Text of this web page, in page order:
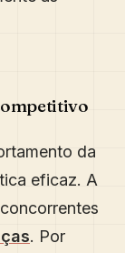
da
eficaz. A
. Por